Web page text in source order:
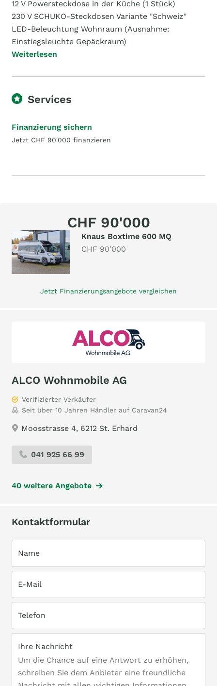
12 V Powersteckdose in der Küche (1 Stück)
230 V SCHUKO-Steckdosen Variante "Schweiz"
LED-Beleuchtung Wohnraum (Ausnahme:
Einstiegsleuchte Gepäckraum)
Weiterlesen
Services
Finanzierung sichern
Jetzt CHF 90'000 finanzieren
CHF 90'000
Knaus Boxtime 600 MQ
CHF 90'000
Jetzt Finanzierungsangebote vergleichen
ALCO Wohnmobile AG
Verifizierter Verkäufer
Seit über 10 Jahren Händler auf Caravan24
Moosstrasse 4, 6212 St. Erhard
041 925 66 99
40 weitere Angebote
Kontaktformular
Name
E-Mail
Telefon
Ihre Nachricht